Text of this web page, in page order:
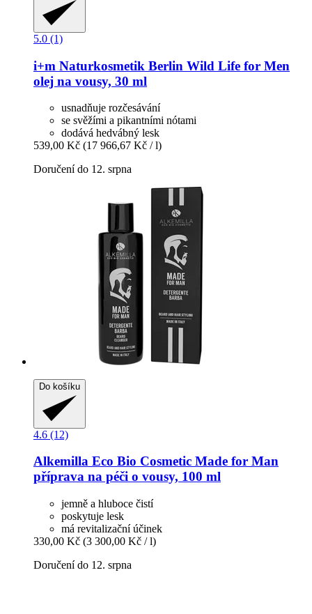
5.0 (1)
i+m Naturkosmetik Berlin Wild Life for Men
olej na vousy, 30 ml
usnadňuje rozčesávání
se svěžími a pikantními nótami
dodává hedvábný lesk
539,00 Kč (17 966,67 Kč / l)
Doručení do 12. srpna
Do košíku
4.6 (12)
Alkemilla Eco Bio Cosmetic Made for Man
příprava na péči o vousy, 100 ml
jemně a hluboce čistí
poskytuje lesk
má revitalizační účinek
330,00 Kč (3 300,00 Kč / l)
Doručení do 12. srpna